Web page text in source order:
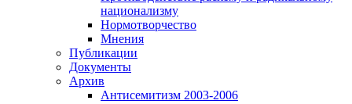
национализму
Нормотворчество
Мнения
Публикации
Документы
Архив
Антисемитизм 2003-2006